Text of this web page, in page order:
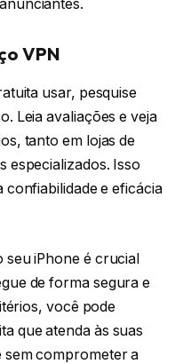
VPN
usar, pesquise
Leia avaliações e veja
tanto em lojas de
especializados. Isso
confiabilidade e eficácia
seu iPhone é crucial
de forma segura e
você pode
que atenda às suas
sem comprometer a